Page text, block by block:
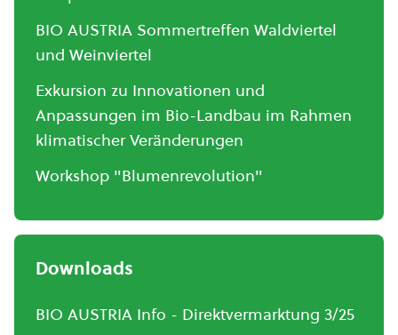
BIO AUSTRIA Sommertreffen Waldviertel
und Weinviertel
Exkursion zu Innovationen und
Anpassungen im Bio-Landbau im Rahmen
klimatischer Veränderungen
Workshop "Blumenrevolution"
Downloads
BIO AUSTRIA Info - Direktvermarktung 3/25